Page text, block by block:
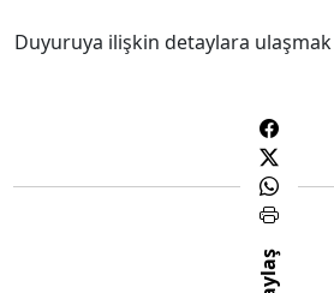
Duyuruya ilişkin detaylara
Paylaş